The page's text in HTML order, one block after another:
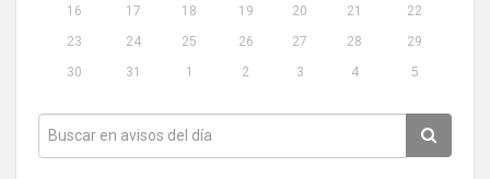
16
17 18 19 20 21
22
23
24 25 26 27 28
29
30
31 1 2 3 4 5